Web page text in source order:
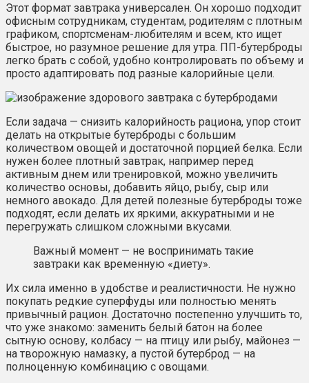
Этот формат завтрака универсален. Он хорошо подходит
офисным сотрудникам, студентам, родителям с плотным
графиком, спортсменам-любителям и всем, кто ищет
быстрое, но разумное решение для утра. ПП-бутерброды
легко брать с собой, удобно контролировать по объему и
просто адаптировать под разные калорийные цели.
Если задача — снизить калорийность рациона, упор стоит
делать на открытые бутерброды с большим
количеством овощей и достаточной порцией белка. Если
нужен более плотный завтрак, например перед
активным днем или тренировкой, можно увеличить
количество основы, добавить яйцо, рыбу, сыр или
немного авокадо. Для детей полезные бутерброды тоже
подходят, если делать их яркими, аккуратными и не
перегружать слишком сложными вкусами.
Важный момент — не воспринимать такие
завтраки как временную «диету».
Их сила именно в удобстве и реалистичности. Не нужно
покупать редкие суперфуды или полностью менять
привычный рацион. Достаточно постепенно улучшить то,
что уже знакомо: заменить белый батон на более
сытную основу, колбасу — на птицу или рыбу, майонез —
на творожную намазку, а пустой бутерброд — на
полноценную комбинацию с овощами.